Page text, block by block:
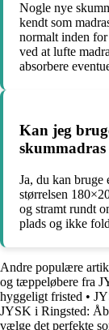
Nogle nye
kendt som
normalt inden
ved at lufte
absorbere
Kan jeg
skummadras
Ja, du kan bruge
størrelsen
og stramt rundt
plads og ikke
Andre populære
og tæppeløbere fra
hyggeligt fristed •
JYSK i Ringsted:
vælge det perfekte